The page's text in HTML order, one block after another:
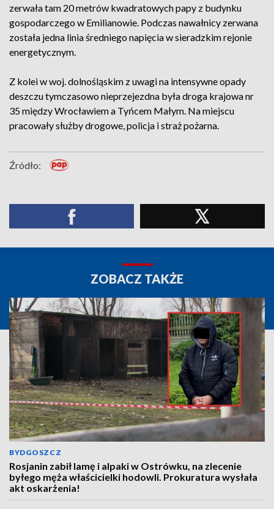
zerwała tam 20 metrów kwadratowych papy z budynku
gospodarczego w Emilianowie. Podczas nawałnicy zerwana
została jedna linia średniego napięcia w sieradzkim rejonie
energetycznym.
Z kolei w woj. dolnośląskim z uwagi na intensywne opady
deszczu tymczasowo nieprzejezdna była droga krajowa nr
35 między Wrocławiem a Tyńcem Małym. Na miejscu
pracowały służby drogowe, policja i straż pożarna.
Źródło:
ZOBACZ TAKŻE
BYDGOSZCZ
Rosjanin zabił lamę i alpaki w Ostrówku, na zlecenie
byłego męża właścicielki hodowli. Prokuratura wysłała
akt oskarżenia!